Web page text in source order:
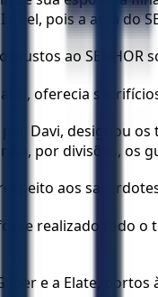
pois a arca do
ao
oferecia
pai, Davi, designou
por divisões, os
aos
realizado todo
e a Elate,